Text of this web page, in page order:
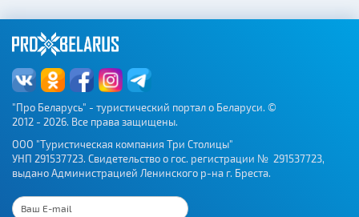
вокзалы
"Про Беларусь" - туристический портал о Беларуси. ©
2012 - 2026. Все права защищены.
ООО "Туристическая компания Три Столицы"
УНП 291537723. Свидетельство о гос. регистрации № 291537723,
выдано Администрацией Ленинского р-на г. Бреста.